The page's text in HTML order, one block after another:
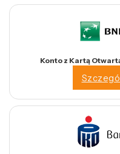
Konto z Kartą